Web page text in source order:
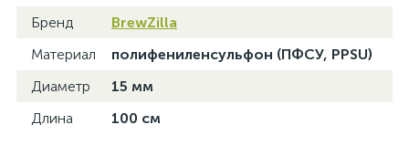
Бренд
BrewZilla
Материал
полифениленсульфон (ПФСУ, PPSU)
Диаметр
15 мм
Длина
100 см